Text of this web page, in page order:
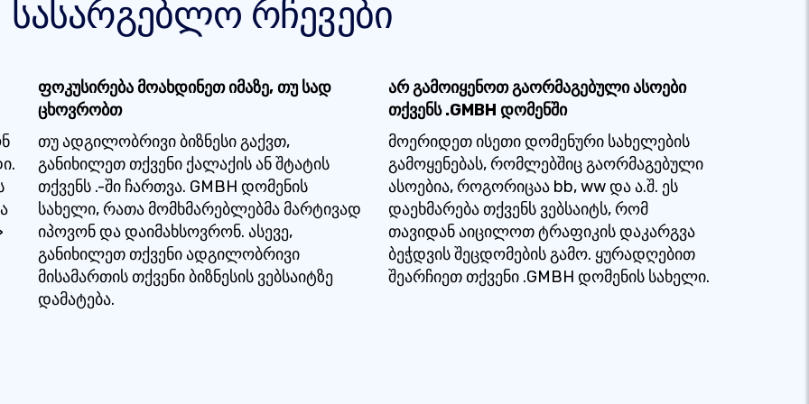
სასარგებლო რჩევები
ფოკუსირება მოახდინეთ იმაზე, თუ სად
ცხოვრობთ
თუ ადგილობრივი ბიზნესი გაქვთ,
განიხილეთ თქვენი ქალაქის ან შტატის
თქვენს .-ში ჩართვა. GMBH დომენის
სახელი, რათა მომხმარებლებმა მარტივად
იპოვონ და დაიმახსოვრონ. ასევე,
განიხილეთ თქვენი ადგილობრივი
მისამართის თქვენი ბიზნესის ვებსაიტზე
დამატება.
არ გამოიყენოთ გაორმაგებული ასოები
თქვენს .GMBH დომენში
მოერიდეთ ისეთი დომენური სახელების
გამოყენებას, რომლებშიც გაორმაგებული
ასოებია, როგორიცაა bb, ww და ა.შ. ეს
დაეხმარება თქვენს ვებსაიტს, რომ
თავიდან აიცილოთ ტრაფიკის დაკარგვა
ბეჭდვის შეცდომების გამო. ყურადღებით
შეარჩიეთ თქვენი .GMBH დომენის სახელი.